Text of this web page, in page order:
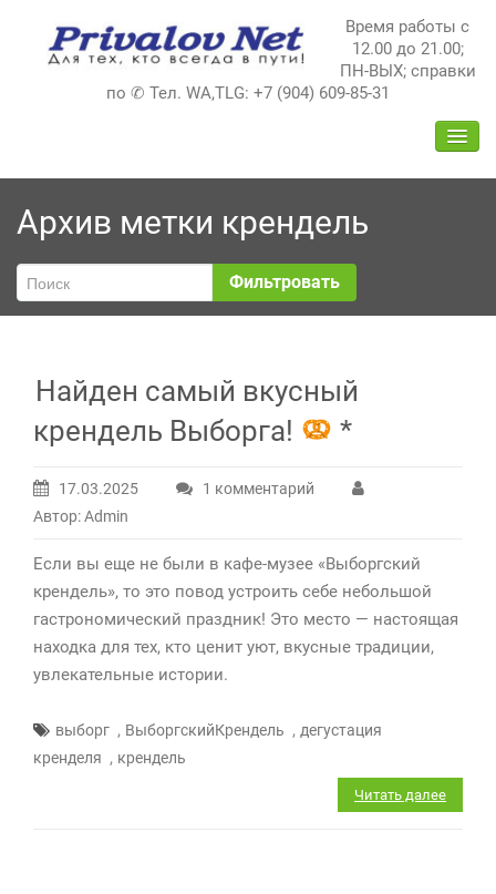
содержимому
Время работы с
12.00 до 21.00;
ПН-ВЫХ; справки
по ✆ Тел. WA,TLG: +7 (904) 609-85-31
Архив метки крендель
Фильтровать
Найден самый вкусный
крендель Выборга!
*
17.03.2025 1 комментарий
Выборга!
Автор: Admin
Если вы еще не были в кафе-музее «Выборгский
крендель», то это повод устроить себе небольшой
гастрономический праздник! Это место — настоящая
находка для тех, кто ценит уют, вкусные традиции,
увлекательные истории.
выборг , ВыборгскийКрендель , дегустация
кренделя , крендель
Читать далее